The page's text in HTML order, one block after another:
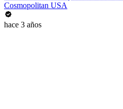
Cosmopolitan USA
hace 3 años